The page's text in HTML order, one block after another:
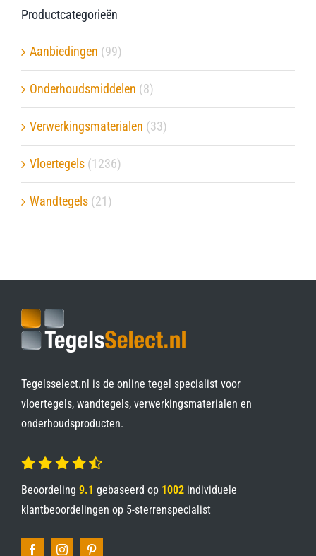
Productcategorieën
Aanbiedingen (99)
Onderhoudsmiddelen (8)
Verwerkingsmaterialen (33)
Vloertegels (1236)
Wandtegels (21)
Tegelsselect.nl is de online tegel specialist voor
vloertegels, wandtegels, verwerkingsmaterialen en
onderhoudsproducten.
Beoordeling 9.1 gebaseerd op 1002individuele
klantbeoordelingen op 5-sterrenspecialist